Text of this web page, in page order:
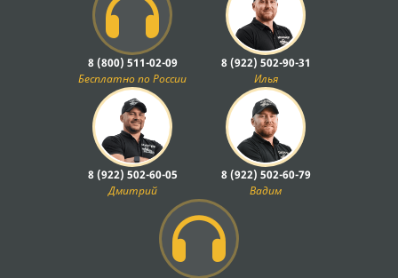
8 (800) 511-02-09
Бесплатно по России
8 (922) 502-90-31
Илья
8 (922) 502-60-05
Дмитрий
8 (922) 502-60-79
Вадим